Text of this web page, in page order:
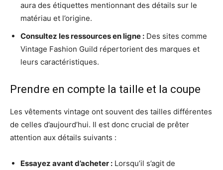
aura des étiquettes mentionnant des détails sur le
matériau et l’origine.
Consultez les ressources en ligne : Des sites comme
Vintage Fashion Guild répertorient des marques et
leurs caractéristiques.
Prendre en compte la taille et la coupe
Les vêtements vintage ont souvent des tailles différentes
de celles d’aujourd’hui. Il est donc crucial de prêter
attention aux détails suivants :
Essayez avant d’acheter : Lorsqu’il s’agit de